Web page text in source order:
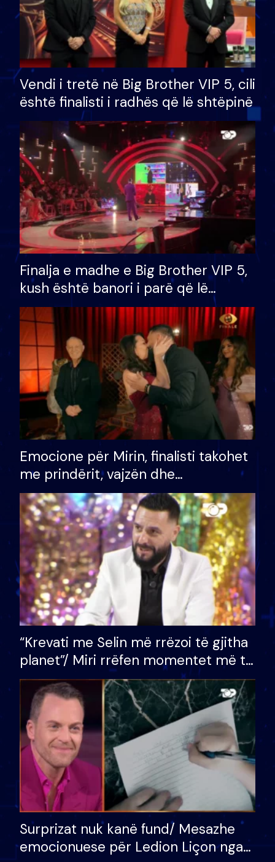
Vendi i tretë në Big Brother VIP 5, cili
është finalisti i radhës që lë shtëpinë
Finalja e madhe e Big Brother VIP 5,
kush është banori i parë që lë
shtëpinë dhe humb mundësinë për
të fituar çmimin e madh
Emocione për Mirin, finalisti takohet
me prindërit, vajzën dhe
bashkëshorten: S’kemi ndonjë letër
divorci apo jo?
“Krevati me Selin më rrëzoi të gjitha
planet”/ Miri rrëfen momentet më të
bukura në shtëpinë e BB VIP: Do më
mungojë zilja e mëngjesit kur…
Surprizat nuk kanë fund/ Mesazhe
emocionuese për Ledion Liçon nga